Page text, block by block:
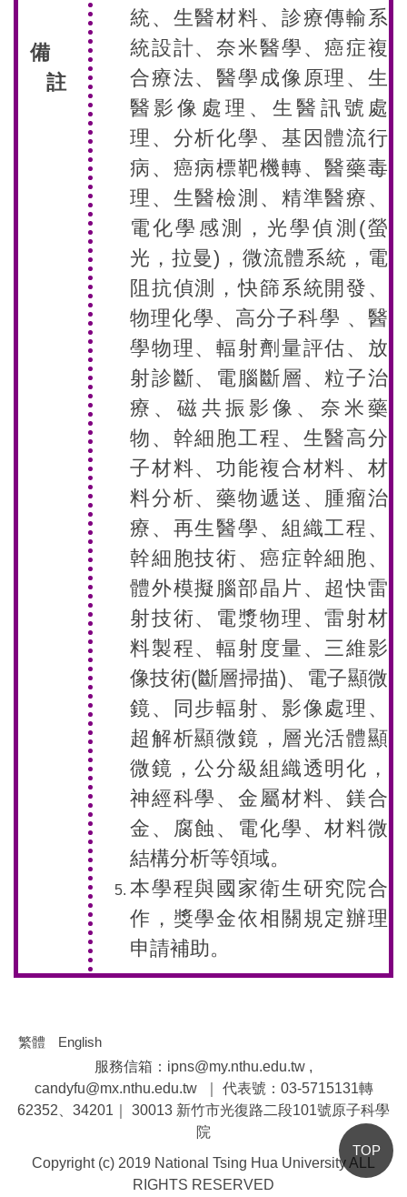
備
註
統、生醫材料、診療傳輸系
統設計、奈米醫學、癌症複
合療法、醫學成像原理、生
醫影像處理、生醫訊號處
理、分析化學、基因體流行
病、癌病標靶機轉、醫藥毒
理、生醫檢測、精準醫療、
電化學感測，光學偵測(螢
光，拉曼)，微流體系統，電
阻抗偵測，快篩系統開發、
物理化學、高分子科學 、醫
學物理、輻射劑量評估、放
射診斷、電腦斷層、粒子治
療、磁共振影像、奈米藥
物、幹細胞工程、生醫高分
子材料、功能複合材料、材
料分析、藥物遞送、腫瘤治
療、再生醫學、組織工程、
幹細胞技術、癌症幹細胞、
體外模擬腦部晶片、超快雷
射技術、電漿物理、雷射材
料製程、輻射度量、三維影
像技術(斷層掃描)、電子顯微
鏡、同步輻射、影像處理、
超解析顯微鏡，層光活體顯
微鏡，公分級組織透明化，
神經科學、金屬材料、鎂合
金、腐蝕、電化學、材料微
結構分析等領域。
本學程與國家衛生研究院合
作，獎學金依相關規定辦理
申請補助。
繁體
English
服務信箱：ipns@my.nthu.edu.tw ,
candyfu@mx.nthu.edu.tw ｜ 代表號：03-5715131轉
62352、34201｜ 30013 新竹市光復路二段101號原子科學
院
Copyright (c) 2019 National Tsing Hua University ALL
RIGHTS RESERVED
TOP